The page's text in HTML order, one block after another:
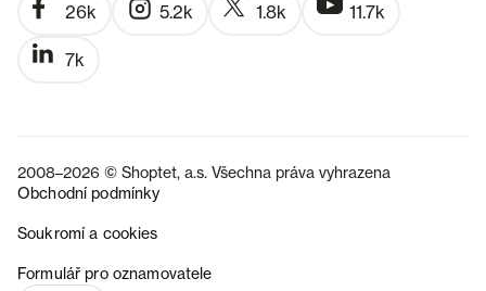
26k 5.2k 1.8k 11.7k
7k
2008–2026 © Shoptet, a.s. Všechna práva vyhrazena
Obchodní podmínky
Soukromí a cookies
Formulář pro oznamovatele